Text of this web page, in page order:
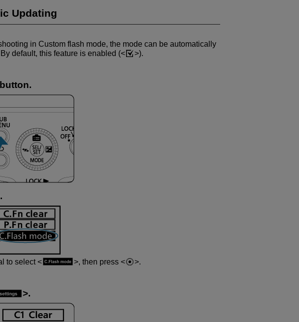
Updating
in Custom flash mode, the mode can be automatically
default, this feature is enabled (
).
button.
.
to select , then press .
.